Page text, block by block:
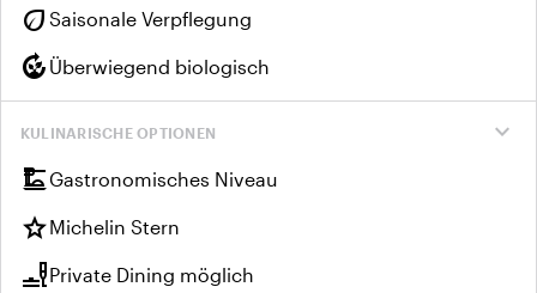
eco Saisonale Verpflegung
compost Überwiegend biologisch
expand_more
KULINARISCHE OPTIONEN
dinner_diningGastronomisches Niveau
starMichelin Stern
brunch_diningPrivate Dining möglich